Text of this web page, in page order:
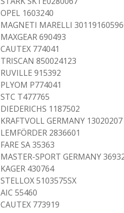
OPEL 1603240
MAGNETI MARELLI
MAXGEAR 690493
CAUTEX 774041
TRISCAN 850024123
RUVILLE 915392
PLYOM P774041
STC T477765
DIEDERICHS 1187502
KRAFTVOLL GERMANY 13020207
LEMFÖRDER 2836601
FARE SA 35363
MASTER-SPORT GERMANY
KAGER 430764
STELLOX 5103575SX
AIC 55460
CAUTEX 773919